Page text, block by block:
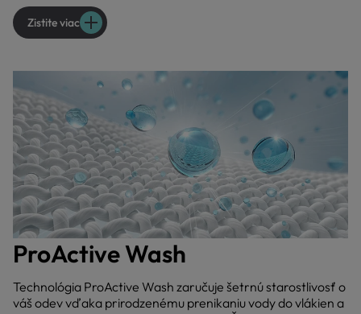
Zistite viac
ProActive Wash
Technológia ProActive Wash zaručuje šetrnú starostlivosť o
váš odev vďaka prirodzenému prenikaniu vody do vlákien a